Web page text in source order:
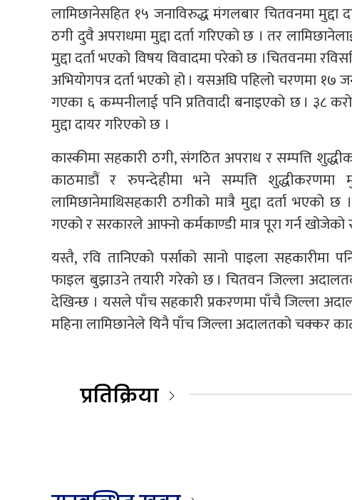
लामिछानेसहित १५ जनाविरुद्ध मंगलबार चितवनमा
ठगी दुवै अपराधमा मुद्दा दर्ता गरिएको छ । तर
मुद्दा दर्ता भएको विषय विवादमा परेको छ ।चितवनमा
अभियोगपत्र दर्ता भएको हो । यसअघि पहिलो चरणमा १७
गएका ६ कम्पनीलाई पनि प्रतिवादी बनाइएको छ । ३८
मुद्दा दायर गरिएको छ ।
कास्कीमा सहकारी ठगी, संगठित अपराध र सम्पत्ति
काठमाडौं र रुपन्देहीमा भने सम्पत्ति
लामिछानेमाथिसहकारी ठगीको मात्रै मुद्दा दर्ता
गएको र सरकारले आफ्नो कर्मकाण्डी मात्र पूरा गर्न
यस्तै, रवि तानिएको पर्साको सानो पाइला सहकारीमा
फाइल बुझाउने तयारी गरेको छ । चितवन जिल्ला
देखिन्छ । यसले पाँच सहकारी प्रकरणमा पाँचै जिल्ला
महिना लामिछानेले यिनै पाँच जिल्ला अदालतको चक्कर
प्रतिक्रिया